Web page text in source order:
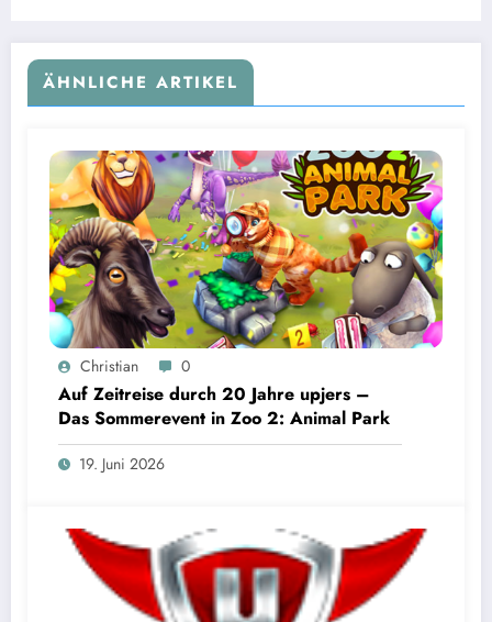
ÄHNLICHE ARTIKEL
Christian 0
Auf Zeitreise durch 20 Jahre upjers –
Das Sommerevent in Zoo 2: Animal Park
19. Juni 2026